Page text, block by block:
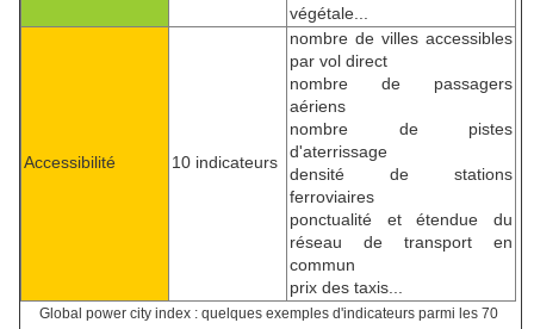
végétale...
Accessibilité 10 indicateurs
nombre de villes accessibles
par vol direct
nombre de passagers
aériens
nombre de pistes
d'aterrissage
densité de stations
ferroviaires
ponctualité et étendue du
réseau de transport en
commun
prix des taxis...
Global power city index : quelques exemples d'indicateurs parmi les 70